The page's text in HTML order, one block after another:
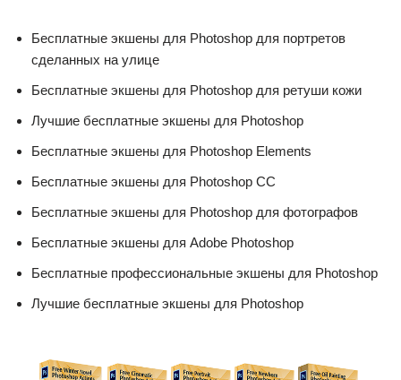
Бесплатные экшены для Photoshop для портретов
сделанных на улице
Бесплатные экшены для Photoshop для ретуши кожи
Лучшие бесплатные экшены для Photoshop
Бесплатные экшены для Photoshop Elements
Бесплатные экшены для Photoshop CC
Бесплатные экшены для Photoshop для фотографов
Бесплатные экшены для Adobe Photoshop
Бесплатные профессиональные экшены для Photoshop
Лучшие бесплатные экшены для Photoshop